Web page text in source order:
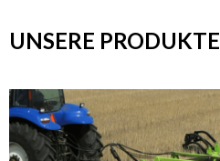
UNSERE PRODUKTE